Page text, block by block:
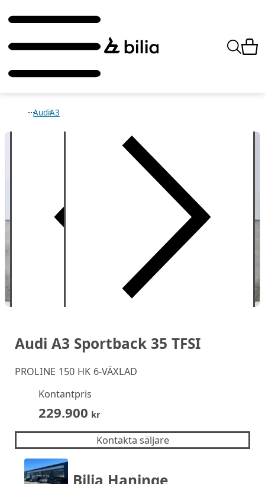
AudiA3
Audi A3 Sportback 35 TFSI
PROLINE 150 HK 6-VÄXLAD
Kontantpris
229.900 kr
Kontakta säljare